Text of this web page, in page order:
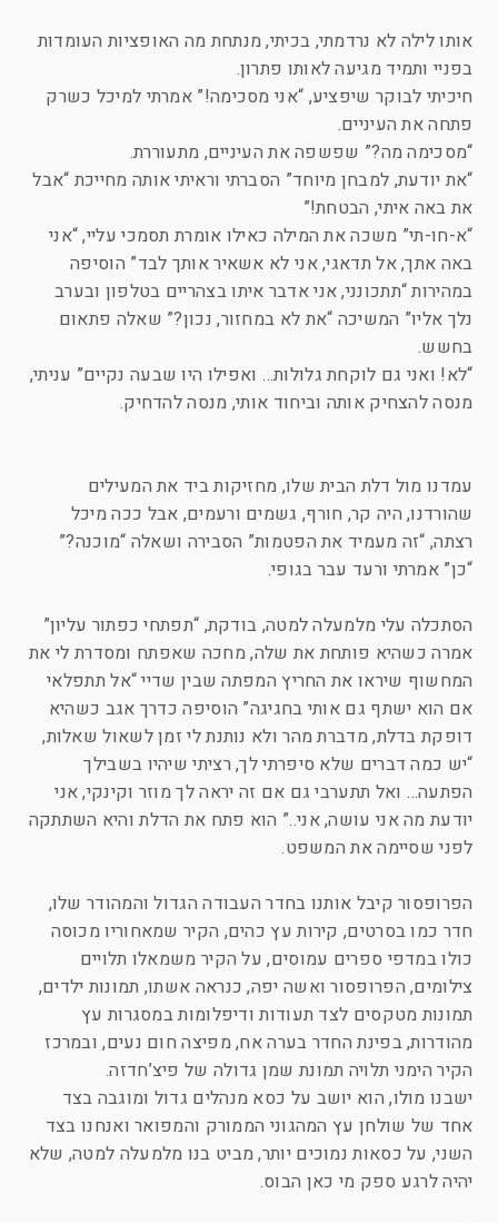
אותו לילה לא נרדמתי, בכיתי, מנתחת מה האופציות העומדות
בפניי ותמיד מגיעה לאותו פתרון.
חיכיתי לבוקר שיפציע, “אני מסכימה!” אמרתי למיכל כשרק
פתחה את העיניים.
“מסכימה מה?” שפשפה את העיניים, מתעוררת.
“את יודעת, למבחן מיוחד” הסברתי וראיתי אותה מחייכת “אבל
את באה איתי, הבטחת!”
“א-חו-תי” משכה את המילה כאילו אומרת תסמכי עליי, “אני
באה אתך, אל תדאגי, אני לא אשאיר אותך לבד” הוסיפה
במהירות “תתכונני, אני אדבר איתו בצהריים בטלפון ובערב
נלך אליו” המשיכה “את לא במחזור, נכון?” שאלה פתאום
בחשש.
“לא! ואני גם לוקחת גלולות… ואפילו היו שבעה נקיים” עניתי,
מנסה להצחיק אותה וביחוד אותי, מנסה להדחיק.
עמדנו מול דלת הבית שלו, מחזיקות ביד את המעילים
שהורדנו, היה קר, חורף, גשמים ורעמים, אבל ככה מיכל
רצתה, “זה מעמיד את הפטמות” הסבירה ושאלה “מוכנה?”
“כן” אמרתי ורעד עבר בגופי.
הסתכלה עלי מלמעלה למטה, בודקת, “תפתחי כפתור עליון”
אמרה כשהיא פותחת את שלה, מחכה שאפתח ומסדרת לי את
המחשוף שיראו את החריץ המפתה שבין שדיי “אל תתפלאי
אם הוא ישתף גם אותי בחגיגה” הוסיפה כדרך אגב כשהיא
דופקת בדלת, מדברת מהר ולא נותנת לי זמן לשאול שאלות,
“יש כמה דברים שלא סיפרתי לך, רציתי שיהיו בשבילך
הפתעה… ואל תתערבי גם אם זה יראה לך מוזר וקינקי, אני
יודעת מה אני עושה, אני..” הוא פתח את הדלת והיא השתתקה
לפני שסיימה את המשפט.
הפרופסור קיבל אותנו בחדר העבודה הגדול והמהודר שלו,
חדר כמו בסרטים, קירות עץ כהים, הקיר שמאחוריו מכוסה
כולו במדפי ספרים עמוסים, על הקיר משמאלו תלויים
צילומים, הפרופסור ואשה יפה, כנראה אשתו, תמונות ילדים,
תמונות מטקסים לצד תעודות ודיפלומות במסגרות עץ
מהודרות, בפינת החדר בערה אח, מפיצה חום נעים, ובמרכז
הקיר הימני תלויה תמונת שמן גדולה של פיצ’חדזה.
ישבנו מולו, הוא יושב על כסא מנהלים גדול ומוגבה בצד
אחד של שולחן עץ המהגוני הממורק והמפואר ואנחנו בצד
השני, על כסאות נמוכים יותר, מביט בנו מלמעלה למטה, שלא
יהיה לרגע ספק מי כאן הבוס.